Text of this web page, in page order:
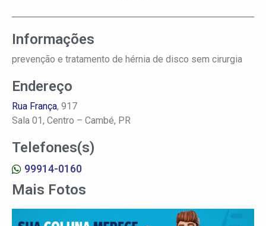
Informações
prevenção e tratamento de hérnia de disco sem cirurgia
Endereço
Rua França, 917
Sala 01, Centro – Cambé, PR
Telefones(s)
99914-0160
Mais Fotos